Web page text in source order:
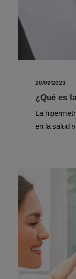
20/09/2023
¿Qué es
La
en la salud